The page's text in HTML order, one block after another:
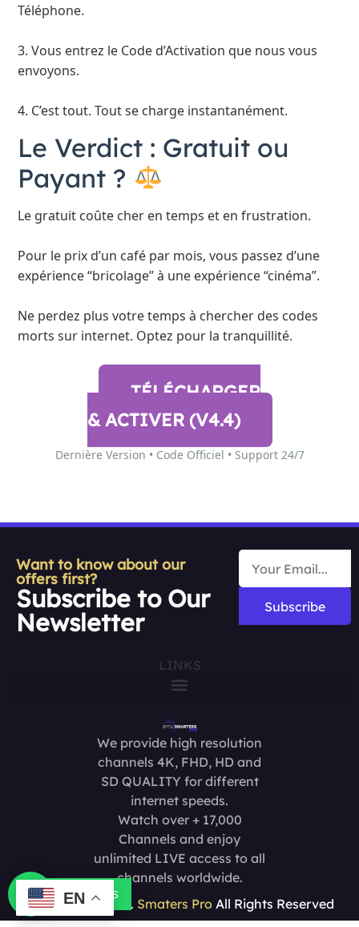
Téléphone.
3. Vous entrez le Code d’Activation que nous vous
envoyons.
4. C’est tout. Tout se charge instantanément.
Le Verdict : Gratuit ou
Payant ?
Le gratuit coûte cher en temps et en frustration.
Pour le prix d’un café par mois, vous passez d’une
expérience “bricolage” à une expérience “cinéma”.
Ne perdez plus votre temps à chercher des codes
morts sur internet. Optez pour la tranquillité.
TÉLÉCHARGER
& ACTIVER (V4.4)
Dernière Version • Code Officiel • Support 24/7
Want to know about our
offers first?
Subscribe to Our
Newsletter
Subscribe
LINKS
We provide high resolution
channels 4K, FHD, HD and
SD QUALITY for different
internet speeds.
Watch over + 17,000
Channels and enjoy
unlimited LIVE access to all
channels worldwide.
Copyright @2025. Smaters Pro All Rights Reserved
EN
Contact us